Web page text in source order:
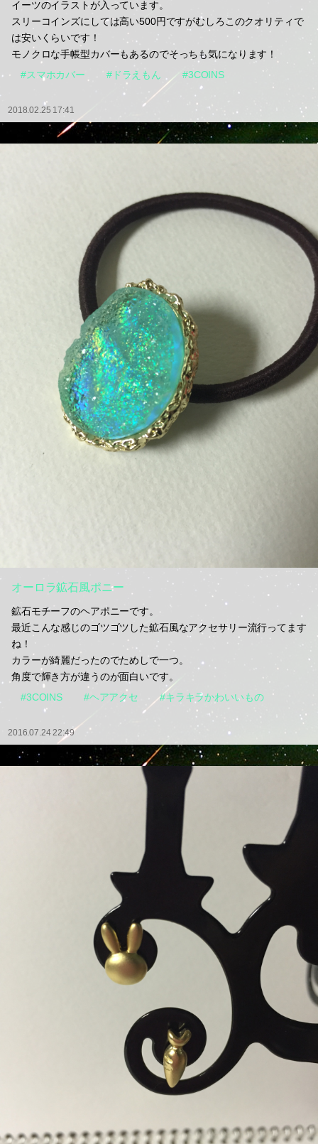
イーツのイラストが入っています。
スリーコインズにしては高い500円ですがむしろこのクオリティで
は安いくらいです！
モノクロな手帳型カバーもあるのでそっちも気になります！
#スマホカバー
#ドラえもん #3COINS
2018.02.25 17:41
オーロラ鉱石風ポニー
鉱石モチーフのヘアポニーです。
最近こんな感じのゴツゴツした鉱石風なアクセサリー流行ってます
ね！
カラーが綺麗だったのでためしで一つ。
角度で輝き方が違うのが面白いです。
#3COINS
#ヘアアクセ #キラキラかわいいもの
2016.07.24 22:49